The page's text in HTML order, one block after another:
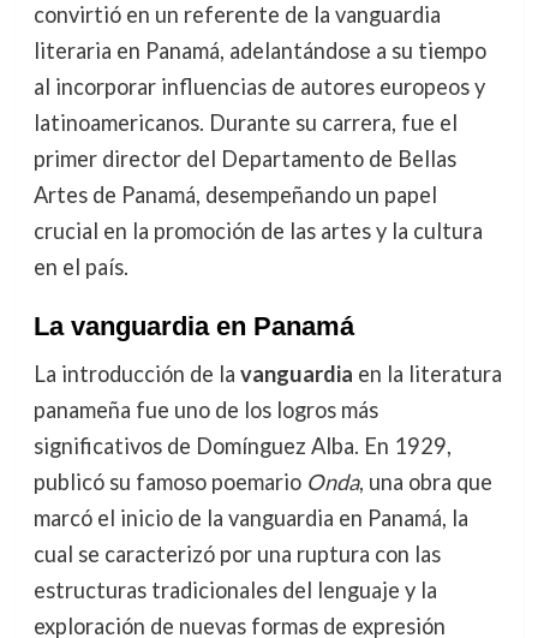
convirtió en un referente de la vanguardia
literaria en Panamá, adelantándose a su tiempo
al incorporar influencias de autores europeos y
latinoamericanos. Durante su carrera, fue el
primer director del Departamento de Bellas
Artes de Panamá, desempeñando un papel
crucial en la promoción de las artes y la cultura
en el país.
La vanguardia en Panamá
La introducción de la vanguardia en la literatura
panameña fue uno de los logros más
significativos de Domínguez Alba. En 1929,
publicó su famoso poemario Onda, una obra que
marcó el inicio de la vanguardia en Panamá, la
cual se caracterizó por una ruptura con las
estructuras tradicionales del lenguaje y la
exploración de nuevas formas de expresión